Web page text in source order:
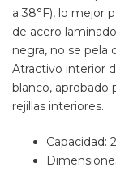
a 38°F), lo mejor
de acero
negra, no se pela
Atractivo interior
blanco, aprobado
rejillas interiores.
Capacidad: